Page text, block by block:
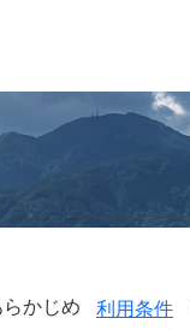
かじめ 利用条件